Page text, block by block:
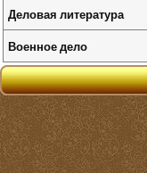
Деловая литература
Военное дело